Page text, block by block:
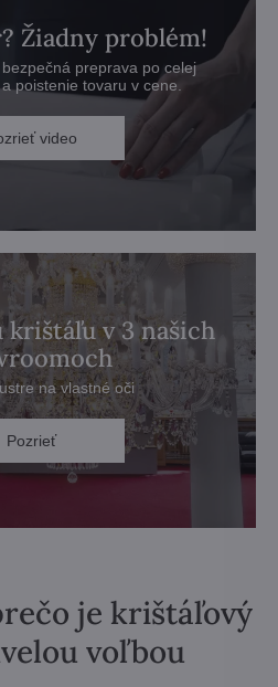
Žiadny problém!
preprava po celej
poistenie tovaru v cene.
video
krištáľu v 3 našich
na vlastné oči
Pozrieť
je krištáľový
voľbou